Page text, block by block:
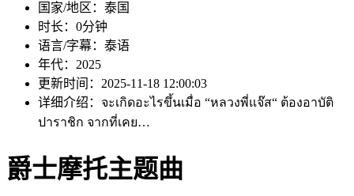
国家/地区： 泰国
时长： 0分钟
语言/字幕： 泰语
年代： 2025
更新时间： 2025-11-18 12:00:03
详细介绍： จะเกิดอะไรขึ้นเมื่อ “หลวงพี่แจ๊ส“ ต้องอาบัติ
ปาราชิก จากที่เคย…
爵士摩托主题曲